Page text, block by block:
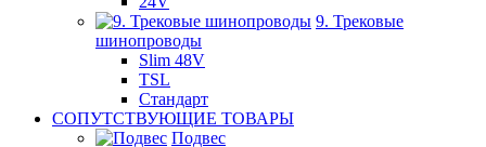
9. Трековые
шинопроводы
Slim 48V
TSL
Стандарт
СОПУТСТВУЮЩИЕ ТОВАРЫ
Подвес